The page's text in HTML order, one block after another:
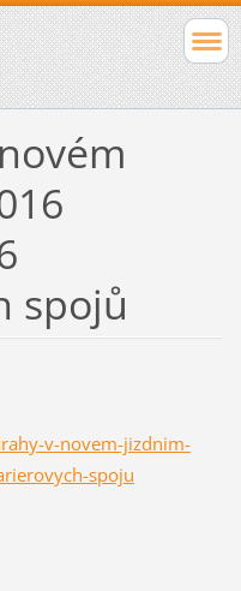
spojů
v-novem-jizdnim-
spoju